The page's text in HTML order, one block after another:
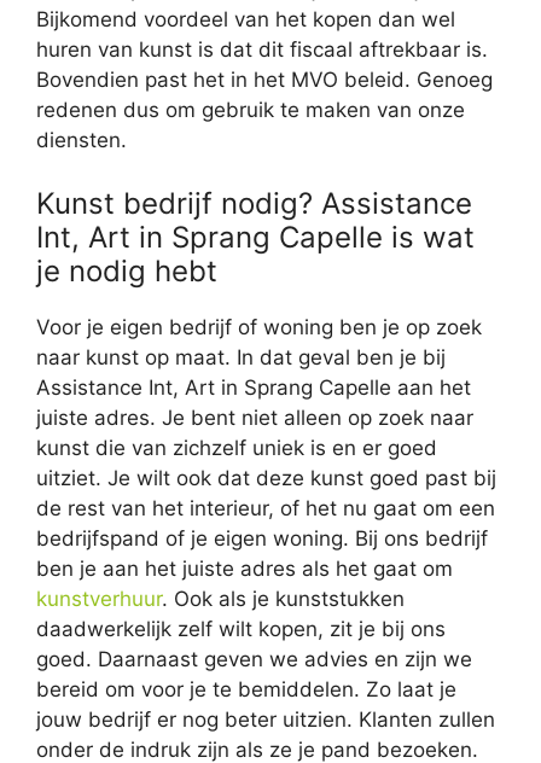
Bijkomend voordeel van het kopen dan wel
huren van kunst is dat dit fiscaal aftrekbaar is.
Bovendien past het in het MVO beleid. Genoeg
redenen dus om gebruik te maken van onze
diensten.
Kunst bedrijf nodig? Assistance
Int, Art in Sprang Capelle is wat
je nodig hebt
Voor je eigen bedrijf of woning ben je op zoek
naar kunst op maat. In dat geval ben je bij
Assistance Int, Art in Sprang Capelle aan het
juiste adres. Je bent niet alleen op zoek naar
kunst die van zichzelf uniek is en er goed
uitziet. Je wilt ook dat deze kunst goed past bij
de rest van het interieur, of het nu gaat om een
bedrijfspand of je eigen woning. Bij ons bedrijf
ben je aan het juiste adres als het gaat om
kunstverhuur. Ook als je kunststukken
daadwerkelijk zelf wilt kopen, zit je bij ons
goed. Daarnaast geven we advies en zijn we
bereid om voor je te bemiddelen. Zo laat je
jouw bedrijf er nog beter uitzien. Klanten zullen
onder de indruk zijn als ze je pand bezoeken.